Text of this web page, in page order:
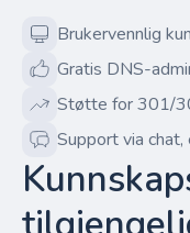
Brukervennlig
Gratis DNS-
Støtte for 301/
Support via